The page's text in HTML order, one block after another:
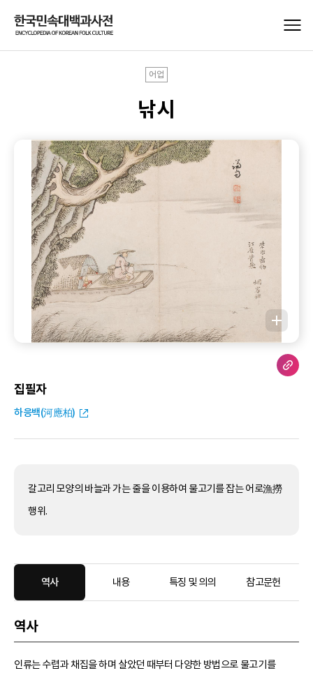
어업
낚시
집필자
하응백(河應柏)
갈고리 모양의 바늘과 가는 줄을 이용하여 물고기를 잡는 어로漁撈
행위.
역사 내용 특징 및 의의 참고문헌
역사
인류는 수렵과 채집을 하며 살았던 때부터 다양한 방법으로 물고기를